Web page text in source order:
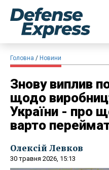
Головна Новини
Знову виплив
щодо
України - про
варто
Олексій Левков
30 травня 2026, 15:13